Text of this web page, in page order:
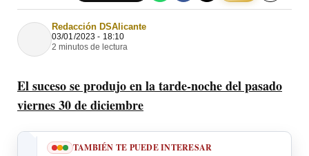
Redacción DSAlicante
03/01/2023 - 18:10
2 minutos de lectura
El suceso se produjo en la tarde-noche del pasado
viernes 30 de diciembre
TAMBIÉN TE PUEDE INTERESAR